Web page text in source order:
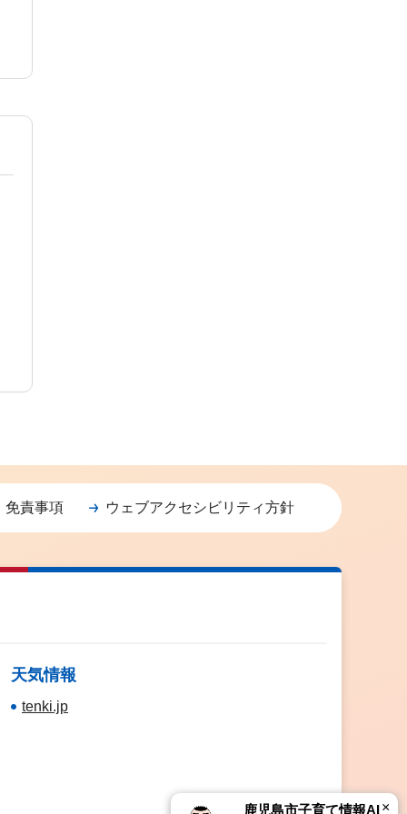
免責事項 ウェブアクセシビリティ方針
天気情報
tenki.jp
鹿児島市子育て情報AI×